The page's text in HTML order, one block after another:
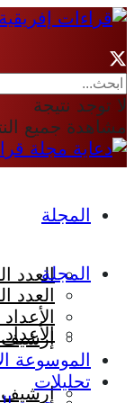
لا توجد نتيجة
مشاهدة جميع
المجلة
العدد
إرشيف
المجلة
العدد
إرشيف
الموسوعة
تحليلات